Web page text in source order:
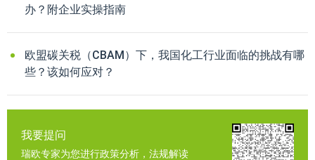
办？附企业实操指南
欧盟碳关税（CBAM）下，我国化工行业面临的挑战有哪
些？该如何应对？
我要提问
瑞欧专家为您进行政策分析，法规解读